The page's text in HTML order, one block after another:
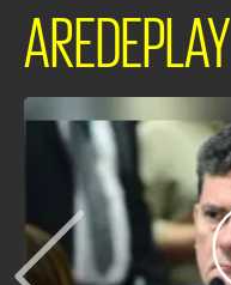
AREDEPLAY